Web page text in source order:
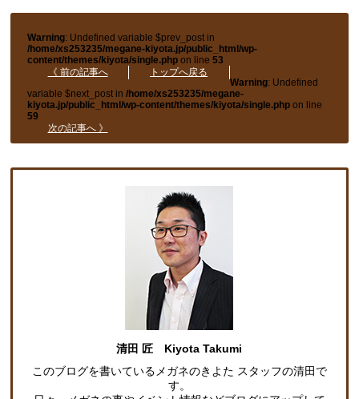
Warning: Undefined variable $prev_post in
/home/xs253235/megane-kiyota.jp/public_html/wp-
content/themes/kiyota/single.php on line53
《 前の記事へ
トップへ戻る
Warning: Undefined
variable $next_post in/home/xs253235/megane-
kiyota.jp/public_html/wp-content/themes/kiyota/single.php on line
59
次の記事へ 》
清田 匠 Kiyota Takumi
このブログを書いているメガネのきよた スタッフの清田で
す。